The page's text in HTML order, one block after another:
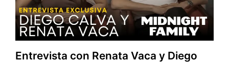
Entrevista con Renata Vaca y Diego